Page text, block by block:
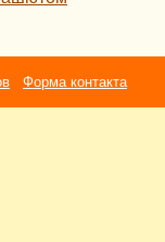
Форма контакта